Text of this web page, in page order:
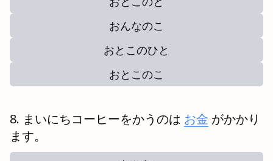
おんなのこ
おとこのひと
おとこのこ
まいにちコーヒーをかうのは お金 がかかり
ます。